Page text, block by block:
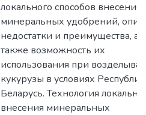
локального способов внесения
минеральных удобрений,
недостатки и преимущества, а
также возможность их
использования при
кукурузы в условиях
Беларусь. Технология
внесения минеральных